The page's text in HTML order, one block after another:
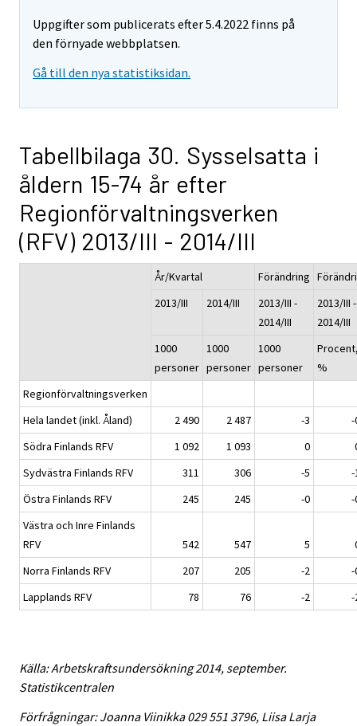
Uppgifter som publicerats efter 5.4.2022 finns på
den förnyade webbplatsen.
Gå till den nya statistiksidan.
Tabellbilaga 30. Sysselsatta i
åldern 15-74 år efter
Regionförvaltningsverken
(RFV) 2013/III - 2014/III
År/Kvartal Förändring
2013/III
2014/III
2013/III -
2014/III
2013/III -
2014/III
1000
personer
1000
personer
1000
personer
%
Regionförvaltningsverken
Hela landet (inkl. Åland)
2 490 2 487 -3
-
Södra Finlands RFV
1 092 1 093 0
Sydvästra Finlands RFV
311 306 -5
-
Östra Finlands RFV
245 245 -0
-
Västra och Inre Finlands
RFV
542 547 5
Norra Finlands RFV
207 205 -2
-
Lapplands RFV
78 76 -2 -
Källa: Arbetskraftsundersökning 2014, september.
Statistikcentralen
Förfrågningar: Joanna Viinikka 029 551 3796, Liisa Larja